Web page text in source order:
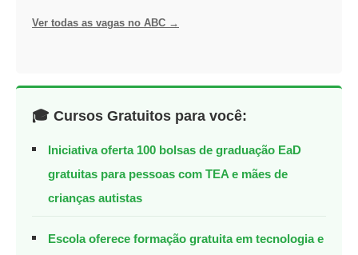
Ver todas as vagas no ABC →
🎓 Cursos Gratuitos para você:
Iniciativa oferta 100 bolsas de graduação EaD
gratuitas para pessoas com TEA e mães de
crianças autistas
Escola oferece formação gratuita em tecnologia e